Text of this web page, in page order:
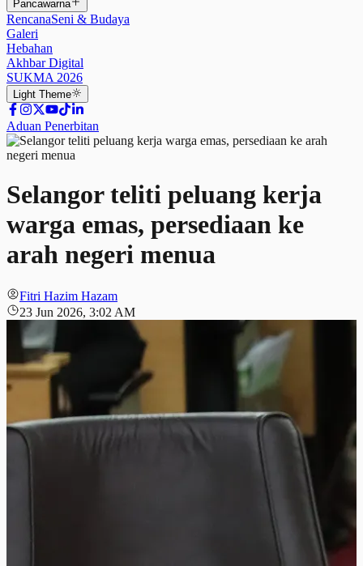
Pancawarna
RencanaSeni & Budaya
Galeri
Hebahan
Akhbar Digital
SUKMA 2026
Light Theme
Aduan Penerbitan
Selangor teliti peluang kerja
warga emas, persediaan ke
arah negeri menua
Fitri Hazim Hazam
23 Jun 2026, 3:02 AM